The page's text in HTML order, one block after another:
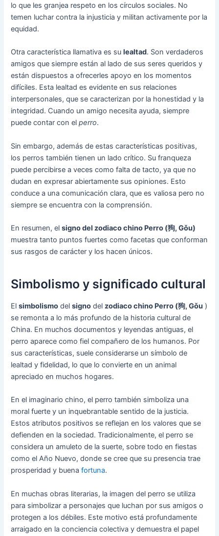
lo que les granjea respeto en los círculos sociales. No
temen luchar contra la injusticia y militan activamente por la
equidad.
Otra característica llamativa es su lealtad. Son verdaderos
amigos que siempre están al lado de sus seres queridos y
están dispuestos a ofrecerles apoyo en los momentos
difíciles. Esta lealtad es evidente en sus relaciones
interpersonales, que se caracterizan por la honestidad y la
integridad. Cuando un amigo necesita ayuda, siempre
puede contar con elperro.
Sin embargo, además de estas características positivas,
los perros también tienen un lado crítico. Su franqueza
puede percibirse a veces como falta de tacto, ya que no
dudan en expresar abiertamente sus opiniones. Esto
conduce a una comunicación clara, que es valiosa pero no
siempre se encuentra con la comprensión.
En resumen, elsigno del zodiaco chino Perro (狗, Gǒu)
muestra tanto puntos fuertes como facetas que conforman
sus rasgos de carácter y los hacen únicos.
Simbolismo y significado cultural
Elsimbolismo delsigno delzodiaco chino Perro (狗, Gǒu )
se remonta a lo más profundo de la historia cultural de
China. En muchos documentos y leyendas antiguas, el
perro aparece como fiel compañero de los humanos. Por
sus características, suele considerarse un símbolo de
lealtad y fidelidad, lo que lo convierte en un animal
apreciado en muchos hogares.
En el imaginario chino, el perro también simboliza una
moral fuerte y un inquebrantable sentido de la justicia.
Estos atributos positivos se reflejan en los valores que se
defienden en la sociedad. Tradicionalmente, el perro se
considera un amuleto de la suerte, sobre todo en fiestas
como el Año Nuevo, donde se cree que su presencia trae
prosperidad y buenafortuna.
En muchas obras literarias, la imagen del perro se utiliza
para simbolizar a personajes que luchan por sus amigos o
protegen a los débiles. Este motivo está profundamente
arraigado en la conciencia colectiva y demuestra el papel